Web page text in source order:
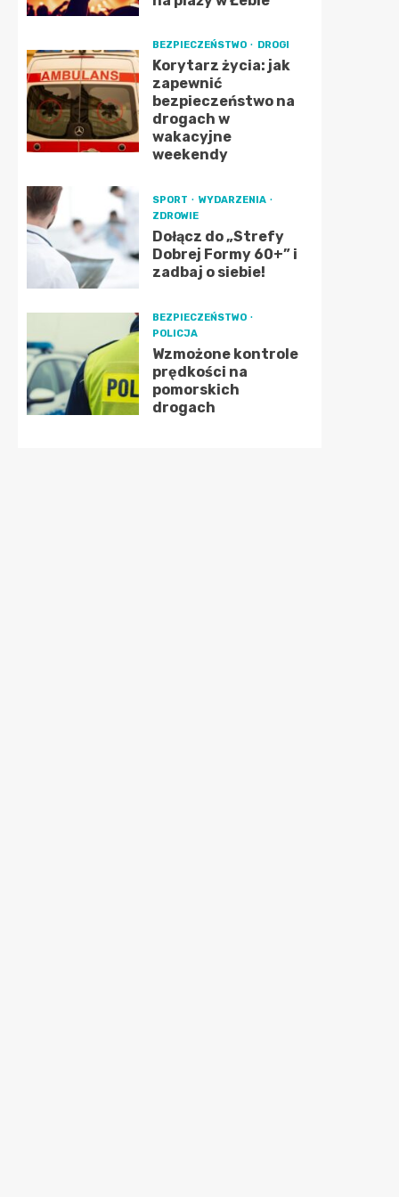
BEZPIECZEŃSTWO DROGI
Korytarz życia: jak
zapewnić
bezpieczeństwo na
drogach w
wakacyjne
weekendy
SPORT
WYDARZENIA
ZDROWIE
Dołącz do „Strefy
Dobrej Formy 60+” i
zadbaj o siebie!
BEZPIECZEŃSTWO
POLICJA
Wzmożone kontrole
prędkości na
pomorskich
drogach